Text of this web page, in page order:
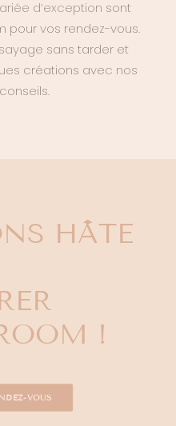
d’exception sont
pour vos rendez-vous.
sans tarder et
créations avec nos
HÂTE
!
VOUS